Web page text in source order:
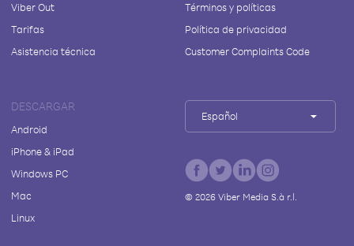
Viber Out
Tarifas
Asistencia técnica
Términos y políticas
Política de privacidad
Customer Complaints Code
DESCARGAR
Android
iPhone & iPad
Windows PC
Mac
Linux
Español
© 2026Viber Media S.à r.l.